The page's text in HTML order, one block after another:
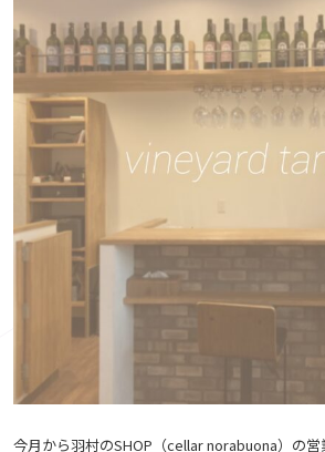
今月から羽村のSHOP（cellar norabuona）の